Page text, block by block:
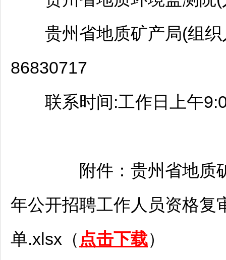
贵州省地质矿产局(组织
86830717
联系时间:工作日上午
附件：贵州省地质矿
年公开招聘工作人员资格复
单.xlsx（ 点击下载）